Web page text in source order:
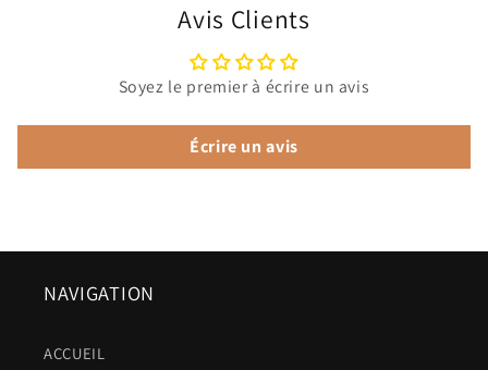
Avis Clients
Soyez le premier à écrire un avis
Écrire un avis
NAVIGATION
ACCUEIL